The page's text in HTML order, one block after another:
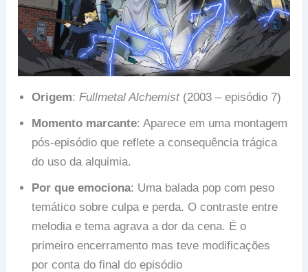
Origem:Fullmetal Alchemist(2003 – episódio 7)
Momento marcante: Aparece em uma montagem
pós-episódio que reflete a consequência trágica
do uso da alquimia.
Por que emociona: Uma balada pop com peso
temático sobre culpa e perda. O contraste entre
melodia e tema agrava a dor da cena. É o
primeiro encerramento mas teve modificações
por conta do final do episódio